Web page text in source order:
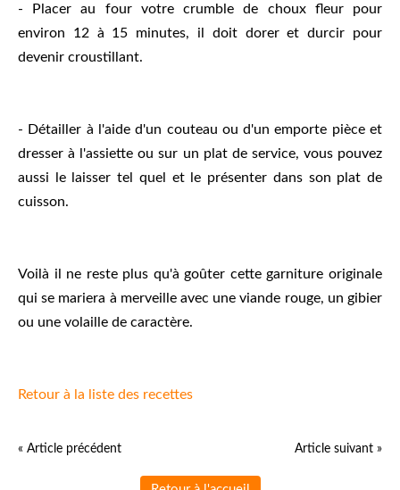
- Placer au four votre crumble de choux fleur pour
environ 12 à 15 minutes, il doit dorer et durcir pour
devenir croustillant.
- Détailler à l'aide d'un couteau ou d'un emporte pièce et
dresser à l'assiette ou sur un plat de service, vous pouvez
aussi le laisser tel quel et le présenter dans son plat de
cuisson.
Voilà il ne reste plus qu'à goûter cette garniture originale
qui se mariera à merveille avec une viande rouge, un gibier
ou une volaille de caractère.
Retour à la liste des recettes
« Article précédent Article suivant »